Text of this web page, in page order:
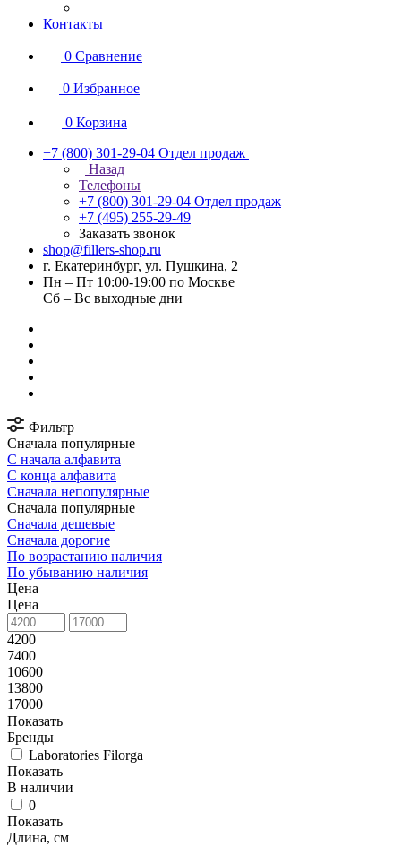
Контакты
0 Сравнение
0 Избранное
0 Корзина
+7 (800) 301-29-04 Отдел продаж
Назад
Телефоны
+7 (800) 301-29-04 Отдел продаж
+7 (495) 255-29-49
Заказать звонок
shop@fillers-shop.ru
г. Екатеринбург, ул. Пушкина, 2
Пн – Пт 10:00-19:00 по Москве
Сб – Вс выходные дни
Фильтр
Сначала популярные
С начала алфавита
С конца алфавита
Сначала непопулярные
Сначала популярные
Сначала дешевые
Сначала дорогие
По возрастанию наличия
По убыванию наличия
Цена
Цена
4200
7400
10600
13800
17000
Показать
Бренды
Laboratories Filorga
Показать
В наличии
0
Показать
Длина, см